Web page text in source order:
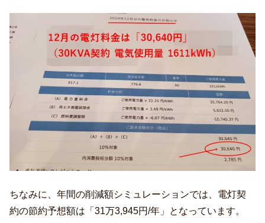
ちなみに、年間の削減額シミュレーションでは、電灯契
約の節約予想額は「31万3,945円/年」となっています。